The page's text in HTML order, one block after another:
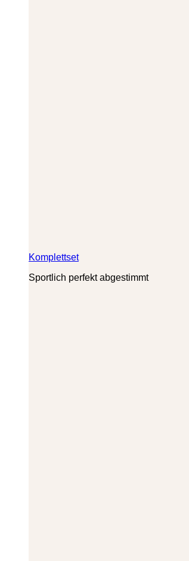
Komplettset
Sportlich perfekt abgestimmt